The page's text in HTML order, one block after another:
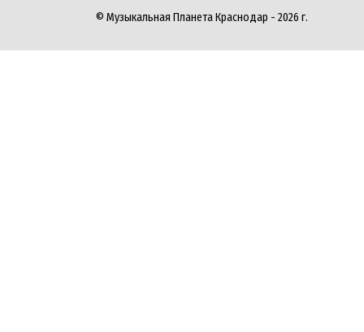
© Музыкальная Планета Краснодар - 2026 г.